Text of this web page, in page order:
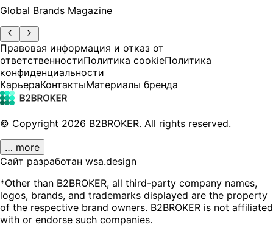
Global Brands Magazine
Правовая информация и отказ от
ответственностиПолитика cookieПолитика
конфиденциальности
КарьераКонтактыМатериалы бренда
© Copyright 2026 B2BROKER. All rights reserved.
… more
Сайт разработан wsa.design
*Other than B2BROKER, all third-party company names,
logos, brands, and trademarks displayed are the property
of the respective brand owners. B2BROKER is not affiliated
with or endorse such companies.